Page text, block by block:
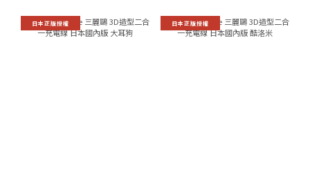
日本正版授權 日本正版授權